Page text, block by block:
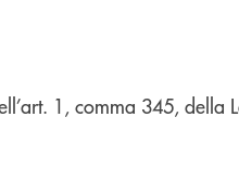
1, comma 345,